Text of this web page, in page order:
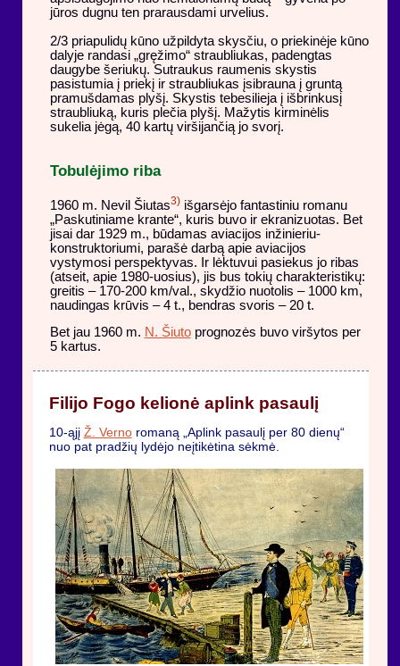
jūros dugnu ten prarausdami urvelius.
2/3 priapulidų kūno užpildyta skysčiu, o priekinėje kūno
dalyje randasi „gręžimo“ straubliukas, padengtas
daugybe šeriukų. Sutraukus raumenis skystis
pasistumia į priekį ir straubliukas įsibrauna į gruntą
pramušdamas plyšį. Skystis tebesilieja į išbrinkusį
straubliuką, kuris plečia plyšį. Mažytis kirminėlis
sukelia jėgą, 40 kartų viršijančią jo svorį.
Tobulėjimo riba
1960 m. Nevil Šiutas3)išgarsėjo fantastiniu romanu
„Paskutiniame krante“, kuris buvo ir ekranizuotas. Bet
jisai dar 1929 m., būdamas aviacijos inžinieriu-
konstruktoriumi, parašė darbą apie aviacijos
vystymosi perspektyvas. Ir lėktuvui pasiekus jo ribas
(atseit, apie 1980-uosius), jis bus tokių charakteristikų:
greitis – 170-200 km/val., skydžio nuotolis – 1000 km,
naudingas krūvis – 4 t., bendras svoris – 20 t.
Bet jau 1960 m. N. Šiutoprognozės buvo viršytos per
5 kartus.
Filijo Fogo kelionė aplink pasaulį
10-ąjį Ž. Vernoromaną „Aplink pasaulį per 80 dienų“
nuo pat pradžių lydėjo neįtikėtina sėkmė.